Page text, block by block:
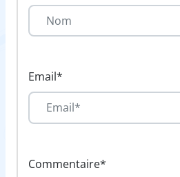
Email*
Commentaire*